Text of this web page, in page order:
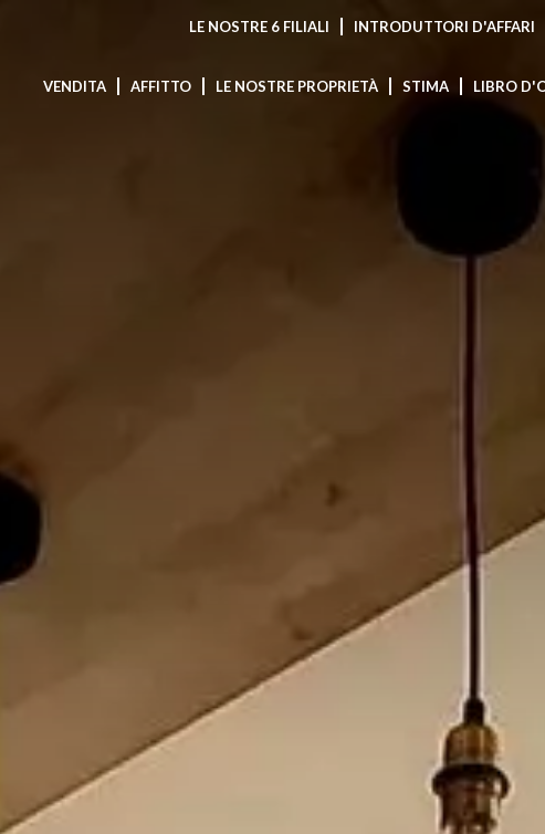
LE NOSTRE 6 FILIALI INTRODUTTORI D'AFFARI
VENDITA AFFITTO LE NOSTRE PROPRIETÀ STIMA LIBRO